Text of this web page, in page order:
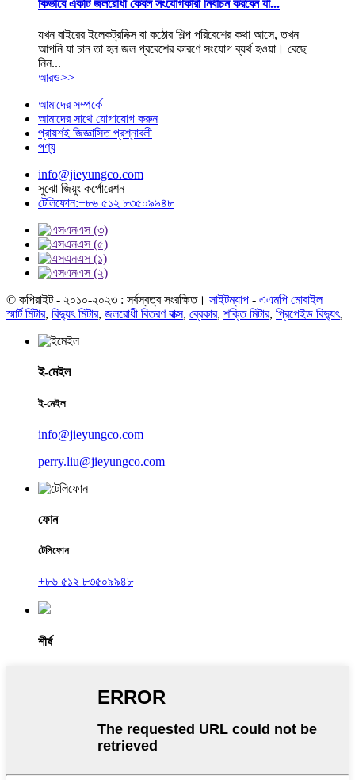
কিভাবে একটি জলরোধী কেবল সংযোগকারী নির্বাচন করবেন যা...
যখন বাইরের ইলেকট্রনিক্স বা কঠোর শিল্প পরিবেশের কথা আসে, তখন
আপনি যা চান তা হল জল প্রবেশের কারণে সংযোগ ব্যর্থ হওয়া। বেছে
নিন...
আরও>>
আমাদের সম্পর্কে
আমাদের সাথে যোগাযোগ করুন
প্রায়শই জিজ্ঞাসিত প্রশ্নাবলী
পণ্য
info@jieyungco.com
সুঝো জিয়ুং কর্পোরেশন
টেলিফোন:+৮৬ ৫১২ ৮৩৫০৯৯৪৮
© কপিরাইট - ২০১০-২০২৩ : সর্বস্বত্ব সংরক্ষিত। সাইটম্যাপ - এএমপি মোবাইল
স্মার্ট মিটার, বিদ্যুৎ মিটার, জলরোধী বিতরণ বাক্স, ব্রেকার, শক্তি মিটার, প্রিপেইড বিদ্যুৎ,
ই-মেইল
ই-মেইল
info@jieyungco.com
perry.liu@jieyungco.com
ফোন
টেলিফোন
+৮৬ ৫১২ ৮৩৫০৯৯৪৮
শীর্ষ